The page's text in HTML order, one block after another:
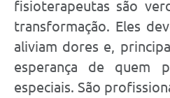
fisioterapeutas são
transformação. Eles
aliviam dores e,
esperança de quem
especiais. São